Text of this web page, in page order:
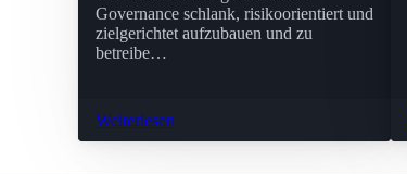
Governance schlank, risikoorientiert und
zielgerichtet aufzubauen und zu
betreibe…
Weiterlesen